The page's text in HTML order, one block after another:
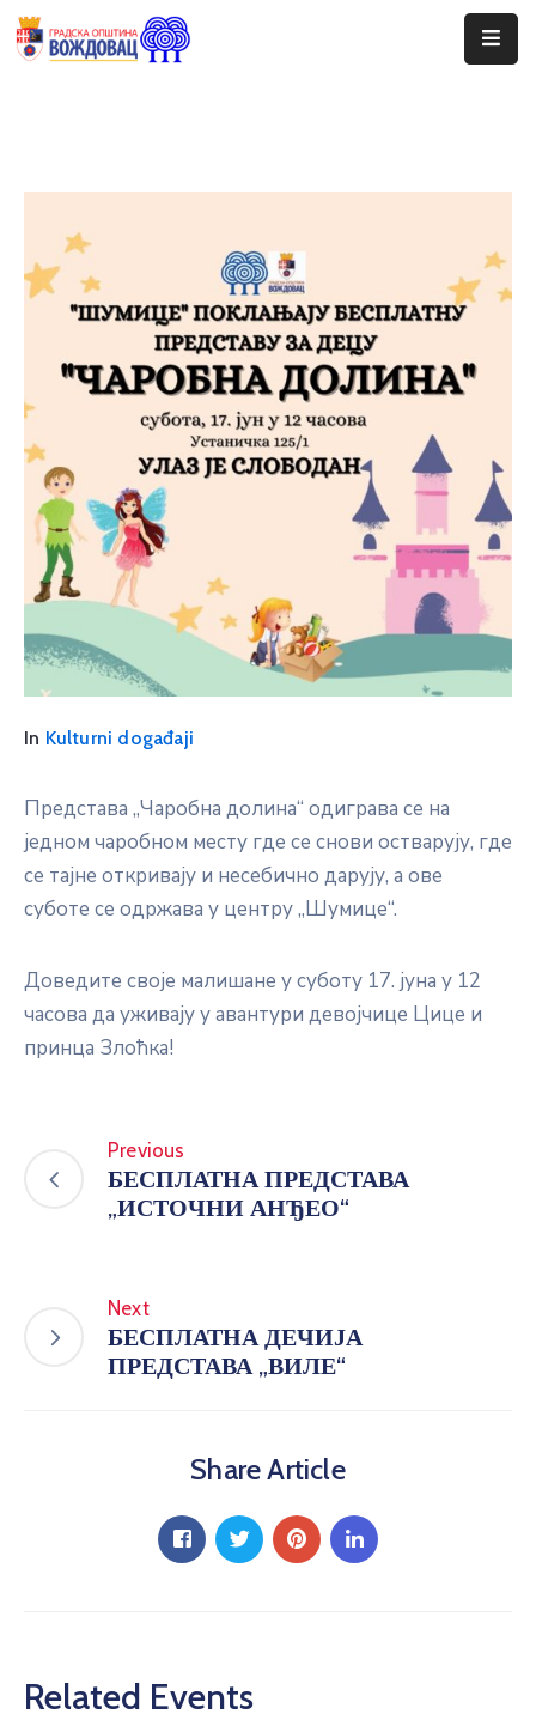
Програми
Ценовник
Јавне
Набавке
In Kulturni događaji
Представа „Чаробна долина“ одиграва се на
једном чаробном месту где се снови остварују, где
се тајне откривају и несебично дарују, а ове
суботе се одржава у центру „Шумице“.
Доведите своје малишане у суботу 17. јуна у 12
часова да уживају у авантури девојчице Цице и
принца Злоћка!
Previous
БЕСПЛАТНА ПРЕДСТАВА
„ИСТОЧНИ АНЂЕО“
Next
БЕСПЛАТНА ДЕЧИЈА
ПРЕДСТАВА „ВИЛЕ“
Share Article
Related Events